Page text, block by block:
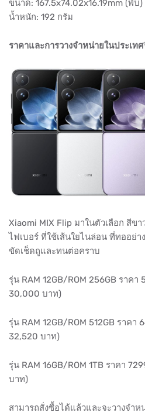
ขนาด: 167.5x74.02x16.19mm (พับ
น้ำหนัก: 192 กรัม
ราคาและการวางจำหน่ายในประเท
Xiaomi MIX Flip มาในตัวเลือก สีข
ไฟเบอร์ ที่ใช้เส้นใยไนล่อน ที่ทออย่
ขัดเช็ดถูและทนต่อคราบ
รุ่น RAM 12GB/ROM 256GB ราค
30,000 บาท)
รุ่น RAM 12GB/ROM 512GB ราค
32,520 บาท)
รุ่น RAM 16GB/ROM 1TB ราคา
บาท)
สามารถสั่งซื้อได้แล้วและจะวางจำ